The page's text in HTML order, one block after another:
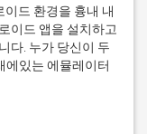
드 환경을 흉내 내
이드 앱을 설치하고
다. 누가 당신이 두
에있는 에뮬레이터